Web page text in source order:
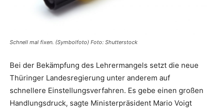
Schnell mal fixen. (Symbolfoto) Foto: Shutterstock
Bei der Bekämpfung des Lehrermangels setzt die neue
Thüringer Landesregierung unter anderem auf
schnellere Einstellungsverfahren. Es gebe einen großen
Handlungsdruck, sagte Ministerpräsident Mario Voigt